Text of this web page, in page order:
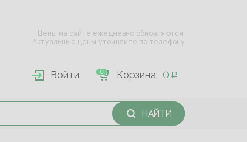
Цены на сайте ежедневно обновляются.
Актуальные цены уточняйте по телефону
Войти Корзина: 0
0
НАЙТИ